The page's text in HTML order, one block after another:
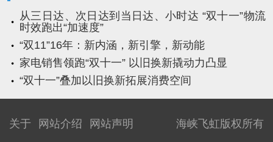
从三日达、次日达到当日达、小时达 “双十一”物流
时效跑出“加速度”
“双11”16年：新内涵，新引擎，新动能
家电销售领跑“双十一” 以旧换新撬动力凸显
“双十一”叠加以旧换新拓展消费空间
海峡飞虹版权所有
关于 网站介绍 网站声明